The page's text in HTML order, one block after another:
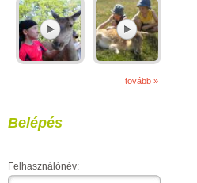
tovább »
Belépés
Felhasználónév: